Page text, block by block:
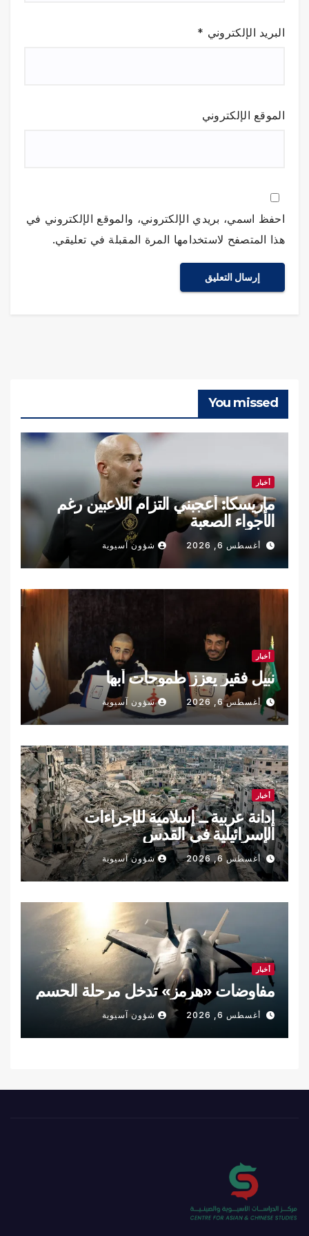
البريد الإلكتروني *
الموقع الإلكتروني
احفظ اسمي، بريدي الإلكتروني، والموقع الإلكتروني في
هذا المتصفح لاستخدامها المرة المقبلة في تعليقي.
You missed
أخبار
ماريسكا: أعجبني التزام اللاعبين رغم
الأجواء الصعبة
أغسطس 6, 2026 شؤون آسيوية
أخبار
نبيل فقير يعزز طموحات أبها
أغسطس 6, 2026 شؤون آسيوية
أخبار
إدانة عربية ــ إسلامية للإجراءات
الإسرائيلية في القدس
أغسطس 6, 2026 شؤون آسيوية
أخبار
مفاوضات «هرمز» تدخل مرحلة الحسم
أغسطس 6, 2026 شؤون آسيوية